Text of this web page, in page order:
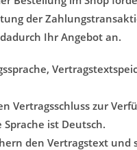
der
Ihr Angebot an.
Vertragsschluss zur
Sprache ist Deutsch.
den Vertragstext und